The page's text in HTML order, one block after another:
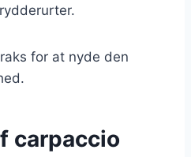
for at nyde den
carpaccio